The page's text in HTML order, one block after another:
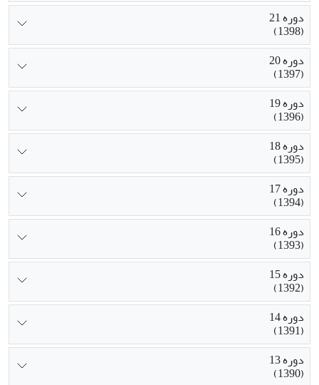
دوره 21
(1398)
دوره 20
(1397)
دوره 19
(1396)
دوره 18
(1395)
دوره 17
(1394)
دوره 16
(1393)
دوره 15
(1392)
دوره 14
(1391)
دوره 13
(1390)